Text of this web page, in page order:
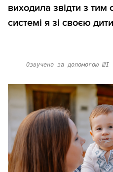
виходила звідти з тим
системі я зі своєю
Озвучено за допомогою ШІ